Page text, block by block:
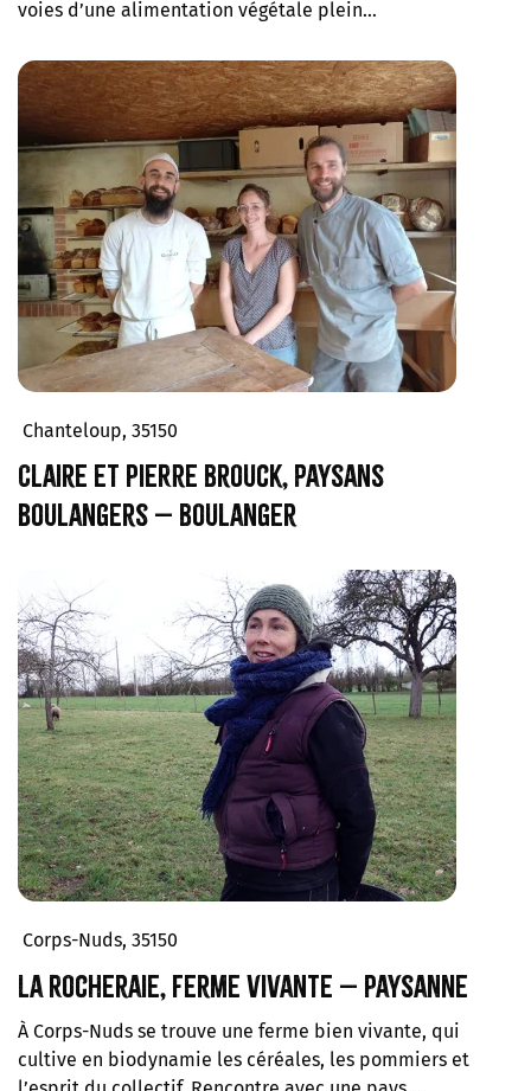
voies d’une alimentation végétale plein…
Chanteloup, 35150
Claire et Pierre Brouck, paysans
boulangers – Boulanger
Corps-Nuds, 35150
La Rocheraie, ferme vivante – Paysanne
À Corps-Nuds se trouve une ferme bien vivante, qui
cultive en biodynamie les céréales, les pommiers et